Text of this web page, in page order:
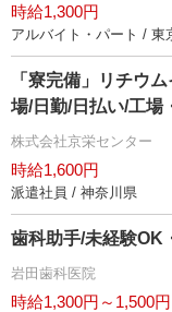
時給1,300円
アルバイト・パート / 東
「寮完備」リチウ
場/日勤/日払い/工場
株式会社京栄センター
時給1,600円
派遣社員 / 神奈川県
歯科助手/未経験OK
田歯科医院
時給1,300円～1,500円